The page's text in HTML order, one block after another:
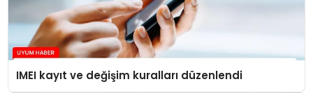
IMEI kayıt ve değişim kuralları düzenlendi